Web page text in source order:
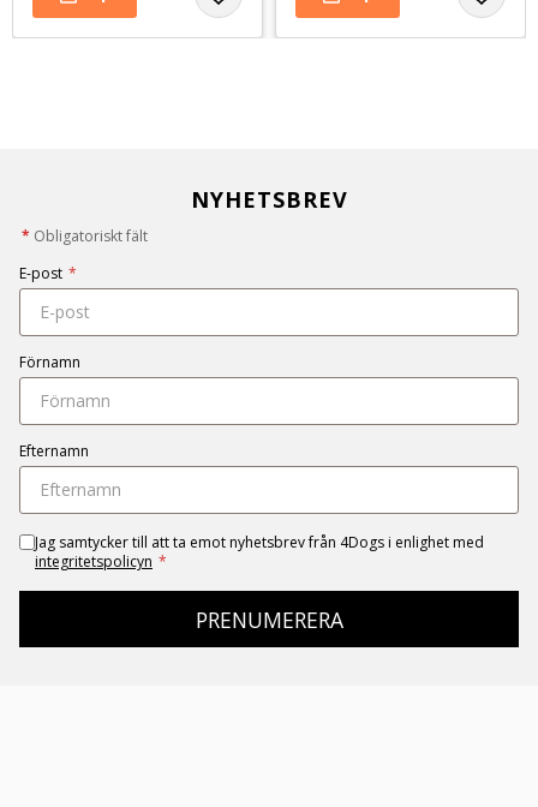
NYHETSBREV
* Obligatoriskt fält
E-post *
Förnamn
Efternamn
Jag samtycker till att ta emot nyhetsbrev från 4Dogs i enlighet med
integritetspolicyn *
PRENUMERERA